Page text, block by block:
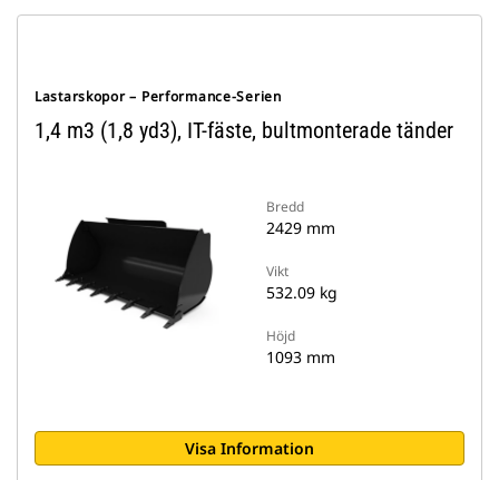
Lastarskopor – Performance-Serien
1,4 m3 (1,8 yd3), IT-fäste, bultmonterade tänder
Bredd
2429 mm
Vikt
532.09 kg
Höjd
1093 mm
Visa Information